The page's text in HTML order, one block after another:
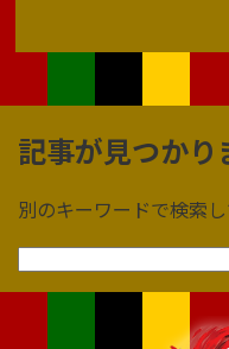
記事が見つかり
別のキーワードで検索し
検